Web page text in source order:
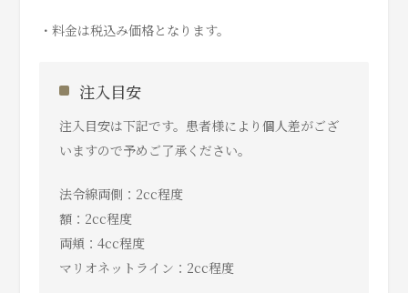
・料金は税込み価格となります。
注入目安
注入目安は下記です。患者様により個人差がござ
いますので予めご了承ください。
法令線両側：2cc程度
額：2cc程度
両頬：4cc程度
マリオネットライン：2cc程度